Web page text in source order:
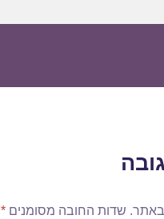
באתר. שדות החובה מסומנים*